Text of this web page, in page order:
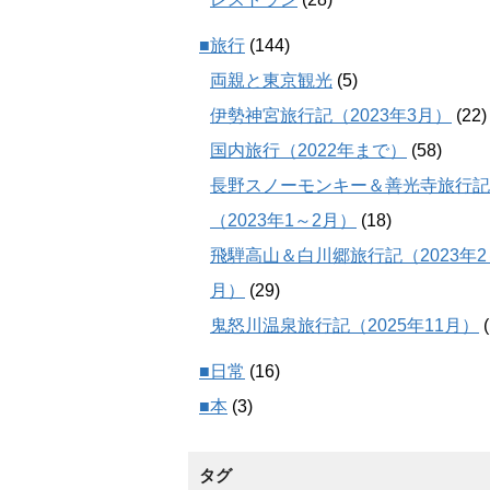
■旅行 (144)
両親と東京観光 (5)
伊勢神宮旅行記（2023年3月）
(22)
国内旅行（2022年まで）
(58)
長野スノーモンキー＆善光寺旅行記
（2023年1～2月）
(18)
飛騨高山＆白川郷旅行記（2023年
月）
(29)
鬼怒川温泉旅行記（2025年11月）
■日常 (16)
■本 (3)
タグ